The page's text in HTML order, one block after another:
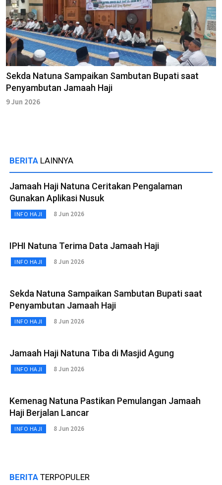
Sekda Natuna Sampaikan Sambutan Bupati saat
Penyambutan Jamaah Haji
9 Jun 2026
BERITA LAINNYA
Jamaah Haji Natuna Ceritakan Pengalaman
Gunakan Aplikasi Nusuk
INFO HAJI 8 Jun 2026
IPHI Natuna Terima Data Jamaah Haji
INFO HAJI 8 Jun 2026
Sekda Natuna Sampaikan Sambutan Bupati saat
Penyambutan Jamaah Haji
INFO HAJI 8 Jun 2026
Jamaah Haji Natuna Tiba di Masjid Agung
INFO HAJI 8 Jun 2026
Kemenag Natuna Pastikan Pemulangan Jamaah
Haji Berjalan Lancar
INFO HAJI 8 Jun 2026
BERITA TERPOPULER